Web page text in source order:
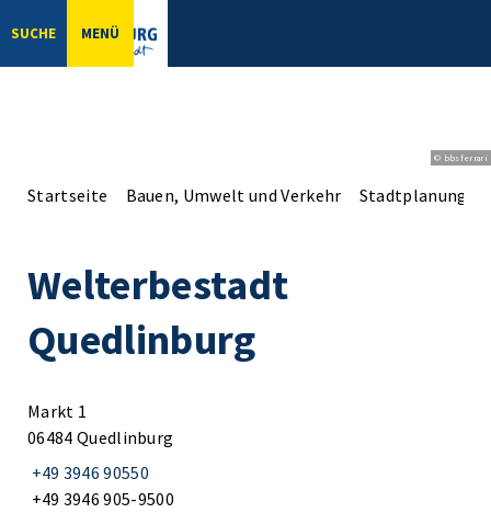
SUCHE MENÜ
© bbsferrari
Startseite Bauen, Umwelt und Verkehr Stadtplanung
Welterbestadt
Quedlinburg
Markt 1
06484 Quedlinburg
+49 3946 90550
+49 3946 905-9500